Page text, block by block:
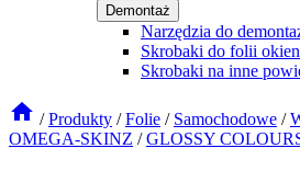
Demontaż
Narzędzia do
Skrobaki do folii
Skrobaki na inne
/ Produkty / Folie / Samochodowe /
OMEGA-SKINZ / GLOSSY